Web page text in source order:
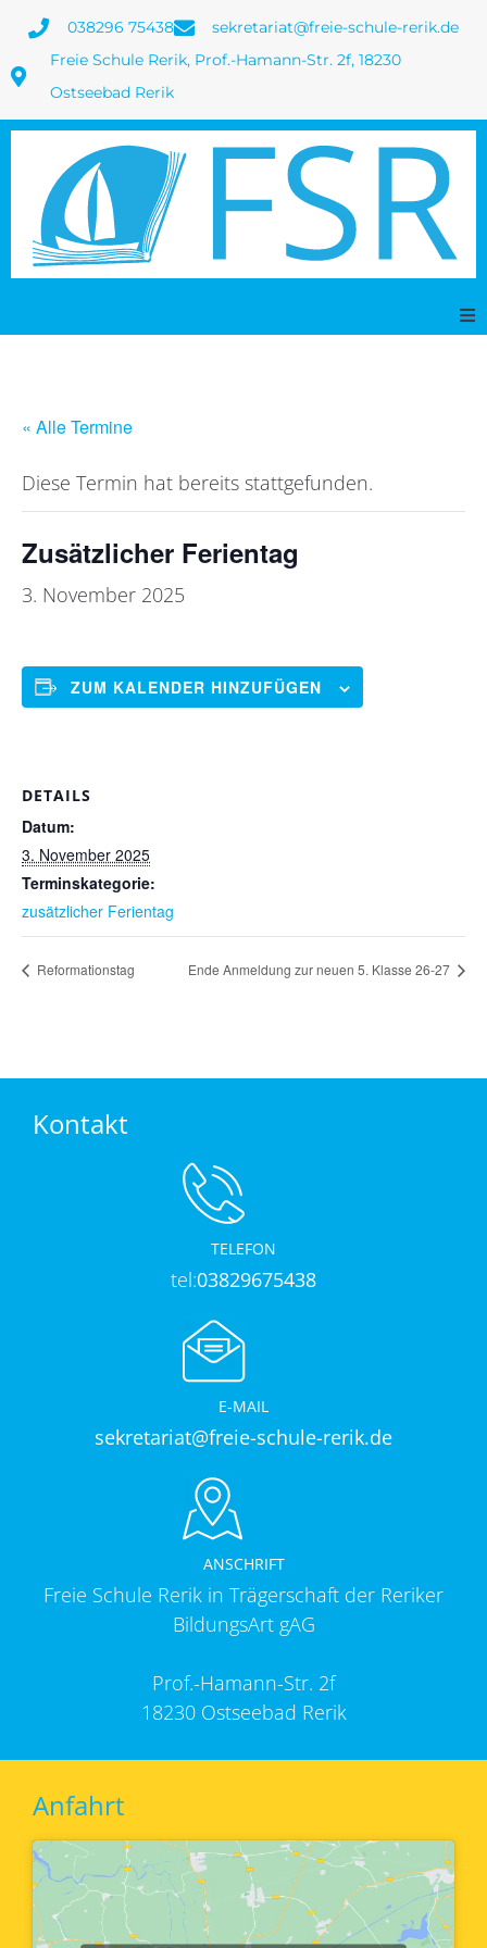
038296 75438
sekretariat@freie-schule-rerik.de
Freie Schule Rerik, Prof.-Hamann-Str. 2f, 18230
Ostseebad Rerik
Termine
Schulanmeldung
Intern
« Alle Termine
Diese Termin hat bereits stattgefunden.
Zusätzlicher Ferientag
3. November 2025
ZUM KALENDER HINZUFÜGEN
DETAILS
Datum:
3. November 2025
Terminskategorie:
zusätzlicher Ferientag
Reformationstag Ende Anmeldung zur neuen 5. Klasse 26-27
Kontakt
TELEFON
tel:03829675438
E-MAIL
sekretariat@freie-schule-rerik.de
ANSCHRIFT
Freie Schule Rerik in Trägerschaft der Reriker
BildungsArt gAG
Prof.-Hamann-Str. 2f
18230 Ostseebad Rerik
Anfahrt